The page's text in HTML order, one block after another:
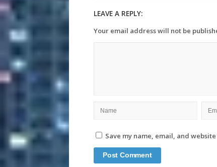
LEAVE A REPLY:
Your email address will not be
Save my name, email, and